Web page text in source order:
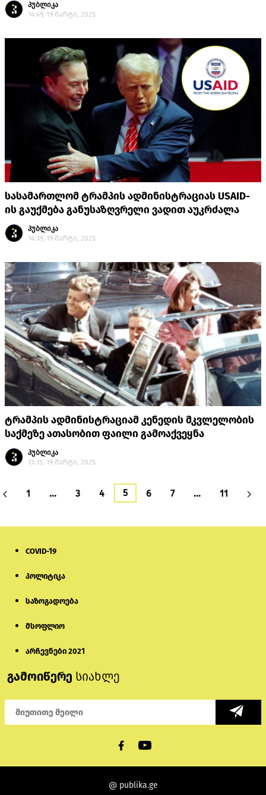
პუბლიკა
14:49, 19 მარტი, 2025
სასამართლომ ტრამპის ადმინისტრაციას USAID-
ის გაუქმება განუსაზღვრელი ვადით აუკრძალა
პუბლიკა
14:39, 19 მარტი, 2025
ტრამპის ადმინისტრაციამ კენედის მკვლელობის
საქმეზე ათასობით ფაილი გამოაქვეყნა
პუბლიკა
13:15, 19 მარტი, 2025
1 … 3 4 5 6 7 … 11
COVID-19
პოლიტიკა
საზოგადოება
მსოფლიო
არჩევნები 2021
გამოიწერე სიახლე
@ publika.ge